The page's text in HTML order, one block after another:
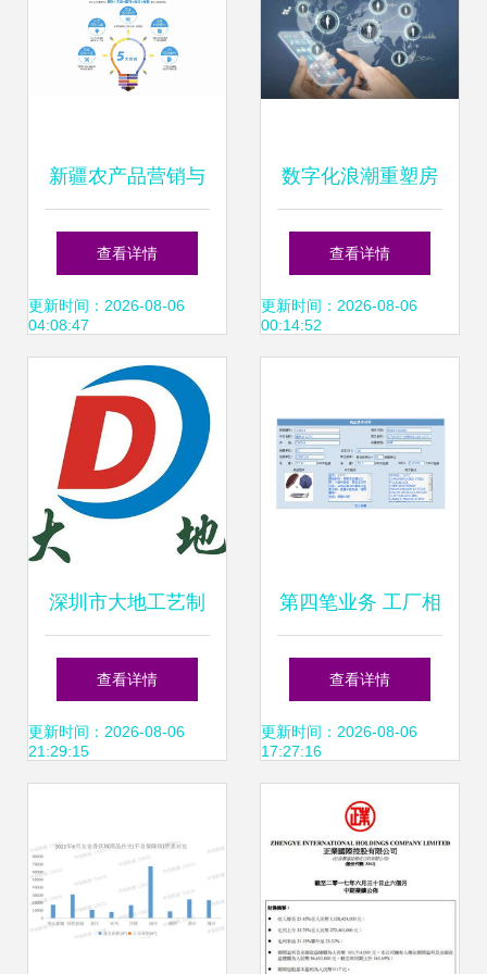
新疆农产品营销与
销售业务的创新突
破路径
查看详情
更新时间：2026-08-06
04:08:47
数字化浪潮重塑房
地产格局 线上营销
赋能销售业务的新
查看详情
更新时间：2026-08-06
00:14:52
深圳市大地工艺制
品厂业务拓展之道
从产品制造到市场
查看详情
更新时间：2026-08-06
21:29:15
第四笔业务 工厂相
关资料与销售业务
解析
查看详情
更新时间：2026-08-06
17:27:16